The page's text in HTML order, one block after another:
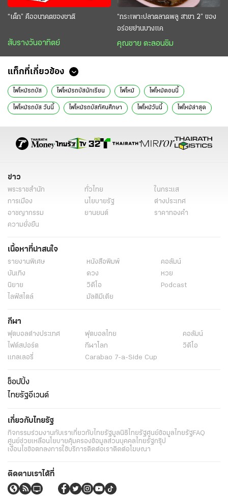
“เด็ก” คืออนาคตของชาติ
สับรางวันอาทิตย์
“กระเพาะปลาตลาดพลู สาขา 2” ของ
อร่อยย่านบางแค
คุณชาย ตะลอนชิม
แท็กที่เกี่ยวข้อง
ไฟไหม้รถบัส ไฟไหม้รถบัสนักเรียน ไฟไหม้ ไฟไหม้ตอนนี้
ไฟไหม้รถบัส วันนี้ ไฟไหม้รถบัสทัศนศึกษา ไฟไหม้วันนี้ ไฟไหม้ล่าสุด
รถบัสไฟคลอก นักเรียนถูกไฟคลอก รถบัสทัศนศึกษา
รถบัสทัศนศึกษา ข่าวล่าสุด
ไทยรัฐฉบับพิมพ์ ข่าวหน้า1
ข่าว
พระราชสำนัก ทั่วไทย
ในกระแส
การเมือง
นโยบายรัฐ
ต่างประเทศ
อาชญากรรม
ยานยนต์
ราคาทองคำ
ความยั่งยืน
เนื้อหาที่น่าสนใจ
รายงานพิเศษ หนังสือพิมพ์
คอลัมน์
บันเทิง
ดวง
หวย
นิยาย
วิดีโอ
Podcast
ไลฟ์สไตล์
มัลติมีเดีย
กีฬา
ฟุตบอลต่่างประเทศ ฟุตบอลไทย
คอลัมน์
ไฟต์สปอร์ต
กีฬาโลก
วิดีโอ
แกลเลอรี่
Carabao 7-a-Side Cup
ช็อปปิ้ง
ไทยรัฐอีเวนต์
เกี่ยวกับไทยรัฐ
กิจกรรมร่วมงานกับเราเกี่ยวกับไทยรัฐมูลนิธิไทยรัฐศูนย์ข้อมูลไทยรัฐFAQ
ศูนย์ช่วยเหลือนโยบายคุ้มครองข้อมูลส่วนบุคคลไทยรัฐกรุ๊ป
เงื่อนไขข้อตกลงการใช้บริการติดต่อเราติดต่อโฆษณา
ติดตามเราได้ที่